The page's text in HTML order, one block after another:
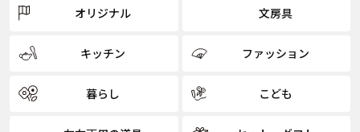
オリジナル 文房具
キッチン ファッション
暮らし こども